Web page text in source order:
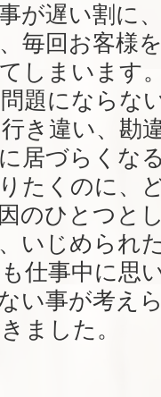
が遅い割に
毎回お客様
しまいます
題にならな
き違い、勘
居づらくな
たくのに、
のひとつと
いじめられ
仕事中に思
い事が考え
ました。